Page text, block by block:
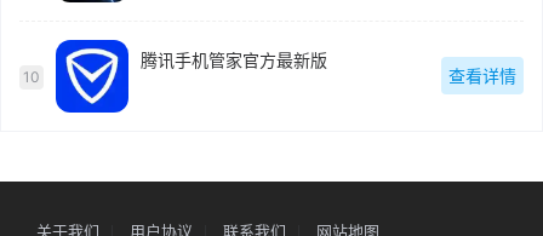
10
腾讯手机管家官方最新版
查看详情
关于我们 用户协议 联系我们 网站地图